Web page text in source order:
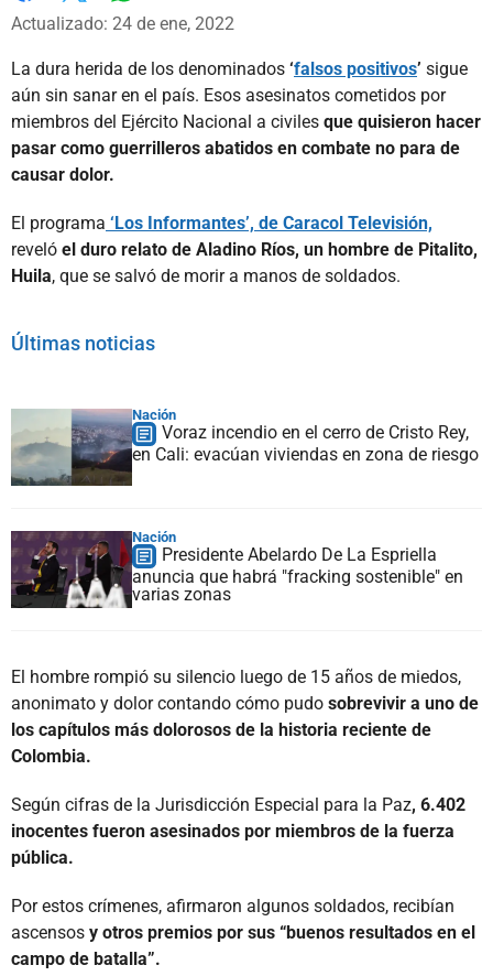
Facebook
X
Actualizado: 24 de ene, 2022
La dura herida de los denominados ‘falsos positivos’ sigue
aún sin sanar en el país. Esos asesinatos cometidos por
miembros del Ejército Nacional a civiles que quisieron hacer
pasar como guerrilleros abatidos en combate no para de
causar dolor.
El programa ‘Los Informantes’, de Caracol Televisión,
reveló el duro relato de Aladino Ríos, un hombre de Pitalito,
Huila, que se salvó de morir a manos de soldados.
Últimas noticias
Nación
Voraz incendio en el cerro de Cristo Rey,
en Cali: evacúan viviendas en zona de riesgo
Nación
Presidente Abelardo De La Espriella
anuncia que habrá "fracking sostenible" en
varias zonas
El hombre rompió su silencio luego de 15 años de miedos,
anonimato y dolor contando cómo pudo sobrevivir a uno de
los capítulos más dolorosos de la historia reciente de
Colombia.
Según cifras de la Jurisdicción Especial para la Paz, 6.402
inocentes fueron asesinados por miembros de la fuerza
pública.
Por estos crímenes, afirmaron algunos soldados, recibían
ascensos y otros premios por sus “buenos resultados en el
campo de batalla”.